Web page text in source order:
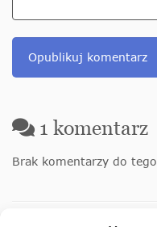
1 komentarz
Brak komentarzy do